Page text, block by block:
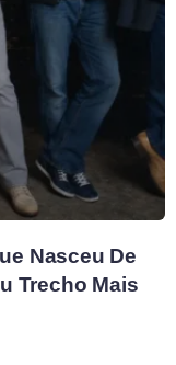
Nasceu De
Trecho Mais